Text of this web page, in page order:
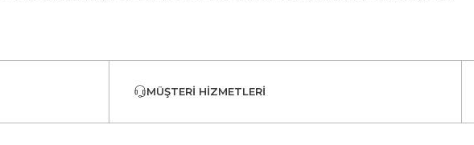
MÜŞTERI HIZMETLERI